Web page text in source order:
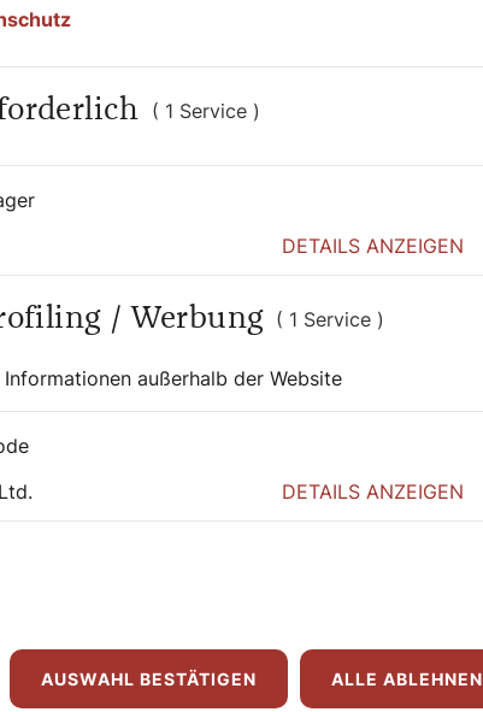
Rosinen, den Nüssen, Äpfeln, Rum,
und über Nacht ziehen lassen.
und Salz zu einem Teig
formen. Bei 180 Grad zirka eineinviertel
0:00
( 1 Service )
DETAILS ANZEIGEN
/ Werbung ( 1 Service )
außerhalb der Website
DETAILS ANZEIGEN
AUSWAHL BESTÄTIGEN ALLE ABLEHNEN